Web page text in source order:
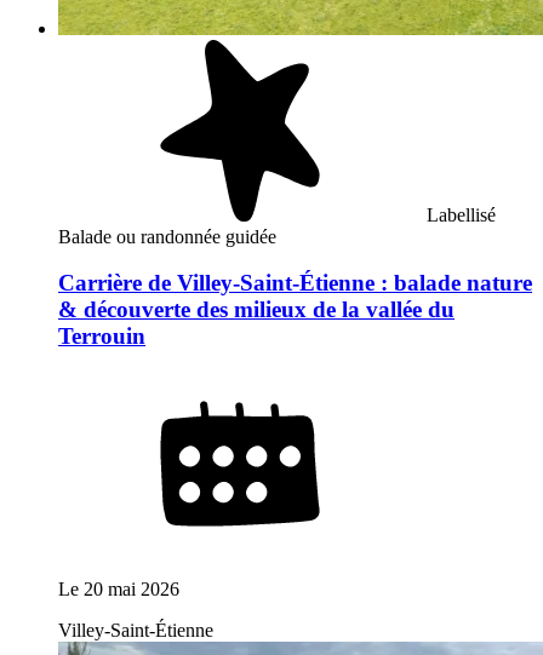
Labellisé
Balade ou randonnée guidée
Carrière de Villey-Saint-Étienne : balade nature
& découverte des milieux de la vallée du
Terrouin
Le 20 mai 2026
Villey-Saint-Étienne